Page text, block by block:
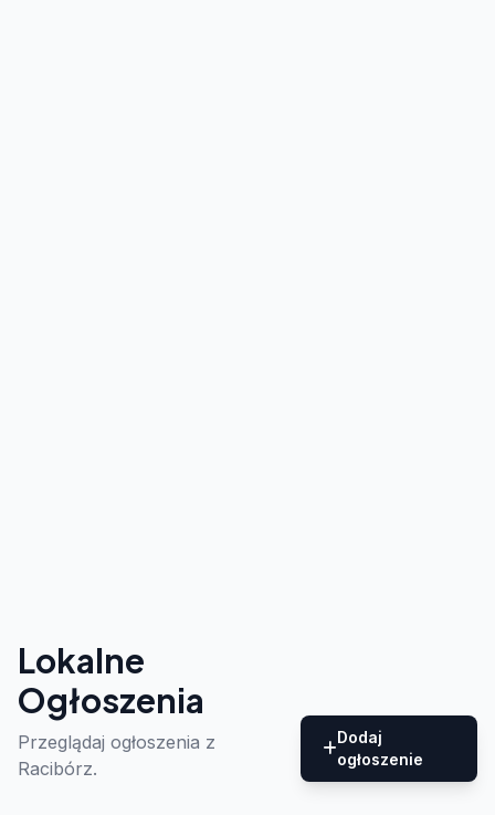
Lokalne
Ogłoszenia
Przeglądaj ogłoszenia z
Racibórz.
Dodaj
ogłoszenie